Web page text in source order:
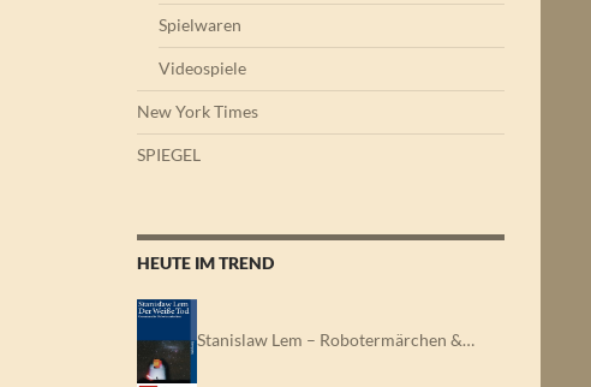
Spielwaren
Videospiele
New York Times
SPIEGEL
HEUTE IM TREND
Stanislaw Lem – Robotermärchen &…